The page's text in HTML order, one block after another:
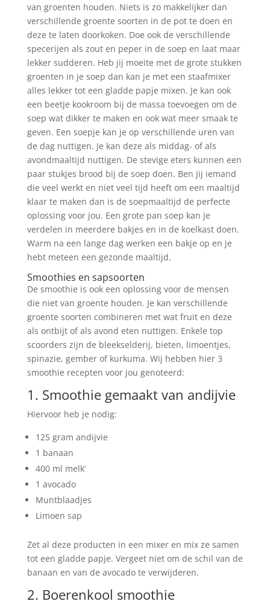
van groenten houden. Niets is zo makkelijker dan
verschillende groente soorten in de pot te doen en
deze te laten doorkoken. Doe ook de verschillende
specerijen als zout en peper in de soep en laat maar
lekker sudderen. Heb jij moeite met de grote stukken
groenten in je soep dan kan je met een staafmixer
alles lekker tot een gladde papje mixen. Je kan ook
een beetje kookroom bij de massa toevoegen om de
soep wat dikker te maken en ook wat meer smaak te
geven. Een soepje kan je op verschillende uren van
de dag nuttigen. Je kan deze als middag- of als
avondmaaltijd nuttigen. De stevige eters kunnen een
paar stukjes brood bij de soep doen. Ben jij iemand
die veel werkt en niet veel tijd heeft om een maaltijd
klaar te maken dan is de soepmaaltijd de perfecte
oplossing voor jou. Een grote pan soep kan je
verdelen in meerdere bakjes en in de koelkast doen.
Warm na een lange dag werken een bakje op en je
hebt meteen een gezonde maaltijd.
Smoothies en sapsoorten
De smoothie is ook een oplossing voor de mensen
die niet van groente houden. Je kan verschillende
groente soorten combineren met wat fruit en deze
als ontbijt of als avond eten nuttigen. Enkele top
scoorders zijn de bleekselderij, bieten, limoentjes,
spinazie, gember of kurkuma. Wij hebben hier 3
smoothie recepten voor jou genoteerd:
1. Smoothie gemaakt van andijvie
Hiervoor heb je nodig:
125 gram andijvie
1 banaan
400 ml melk’
1 avocado
Muntblaadjes
Limoen sap
Zet al deze producten in een mixer en mix ze samen
tot een gladde papje. Vergeet niet om de schil van de
banaan en van de avocado te verwijderen.
2. Boerenkool smoothie